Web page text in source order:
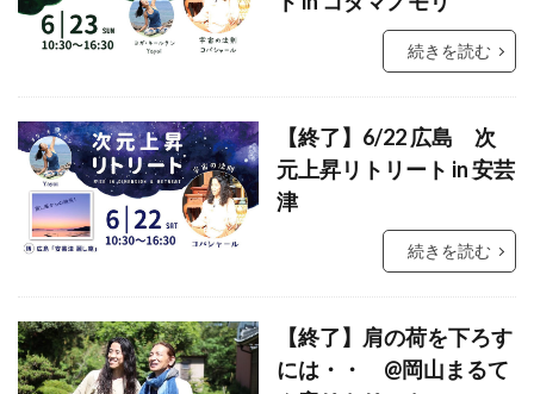
続きを読む
【終了】6/22 広島 次
元上昇リトリート in 安芸
津
続きを読む
【終了】肩の荷を下ろす
には・・ @岡山まるて